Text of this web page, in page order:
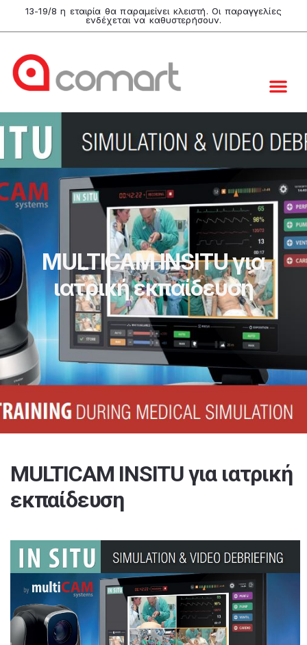
13-19/8 η εταιρία θα παραμείνει κλειστή. Οι παραγγελίες
ενδέχεται να καθυστερήσουν.
MULTICAM INSITU για
ιατρική εκπαίδευση
MULTICAM INSITU για ιατρική
εκπαίδευση